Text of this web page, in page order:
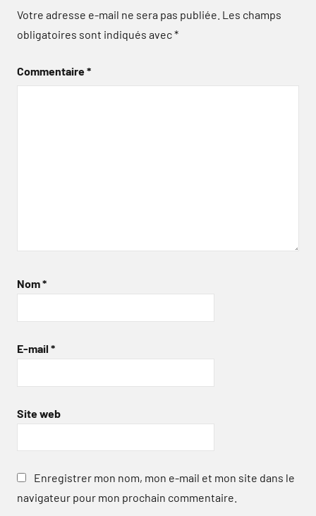
Votre adresse e-mail ne sera pas publiée. Les champs
obligatoires sont indiqués avec*
Commentaire*
Nom*
E-mail *
Site web
Enregistrer mon nom, mon e-mail et mon site dans le
navigateur pour mon prochain commentaire.